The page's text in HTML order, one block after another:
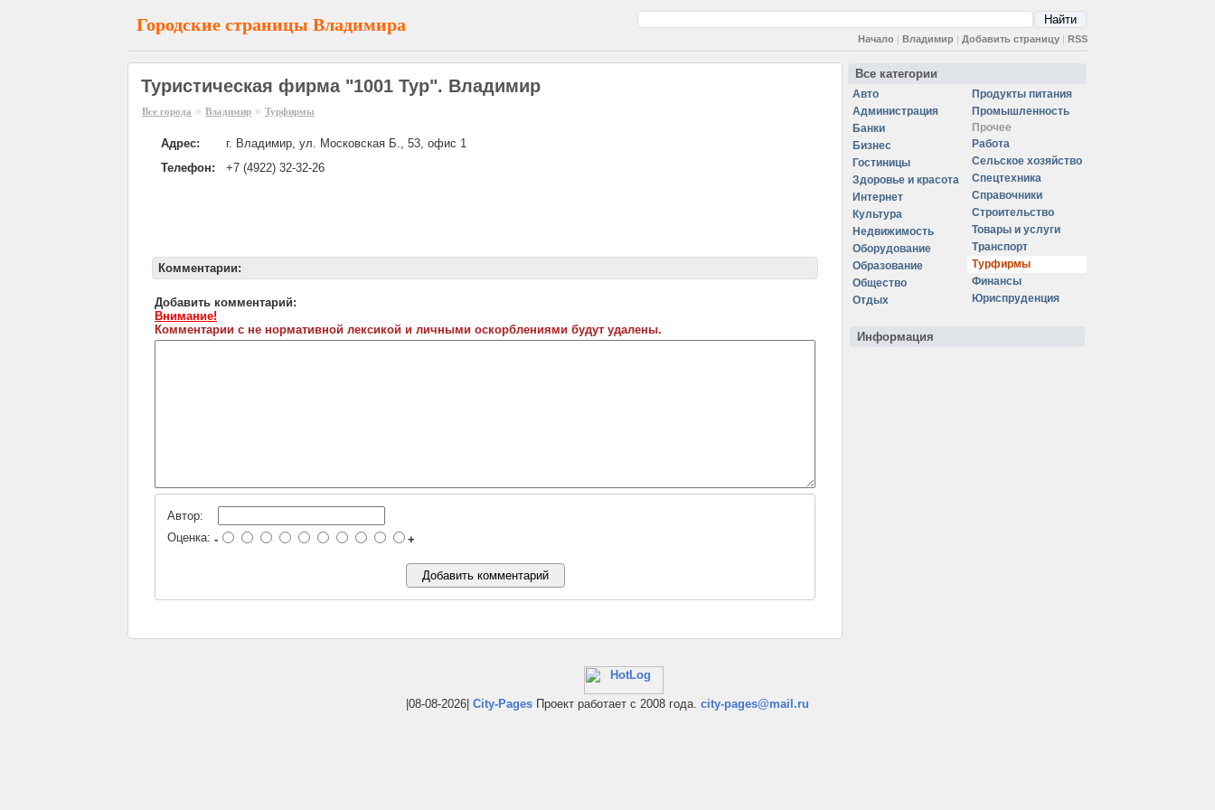
Городские страницы Владимира
Начало | Владимир | Добавить страницу | RSS
Туристическая фирма "1001 Тур". Владимир
Все города » Владимир » Турфирмы
Адрес:
г. Владимир, ул. Московская Б., 53, офис 1
Телефон:
+7 (4922) 32-32-26
Комментарии:
Добавить комментарий:
Внимание!
Комментарии с не нормативной лексикой и личными оскорблениями будут удалены.
Автор:
Оценка: - +
Все категории
Авто
Администрация
Банки
Бизнес
Гостиницы
Здоровье и красота
Интернет
Культура
Недвижимость
Оборудование
Образование
Общество
Отдых
Продукты питания
Промышленность
Прочее
Работа
Сельское хозяйство
Спецтехника
Справочники
Строительство
Товары и услуги
Транспорт
Турфирмы
Финансы
Юриспруденция
Информация
|08-08-2026| City-Pages Проект работает с 2008 года. city-pages@mail.ru